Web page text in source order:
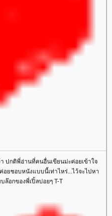
ปกติพี่อ่านที่คนอื่นเขียนม่ะค่อยเข้าใจ
อยชอบหนังแบบนี้เท่าไหร่...ไว้จะไปหา
ล๊อกของพี่เปิ้ลบ่อยๆ T-T